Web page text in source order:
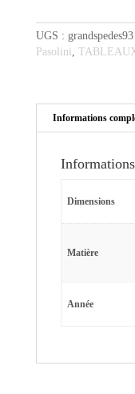
content
UGS : grandspedes93
Pasolini,
Informations
Dimensions
Matière
Année